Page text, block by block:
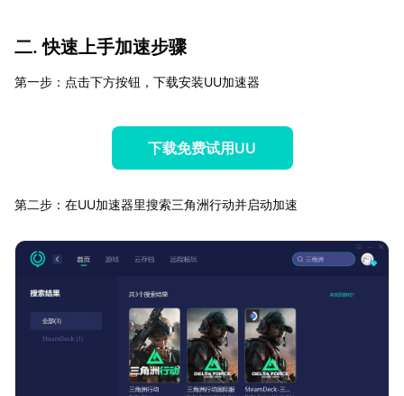
二. 快速上手加速步骤
第一步：点击下方按钮，下载安装UU加速器
下载免费试用UU
第二步：在UU加速器里搜索三角洲行动并启动加速